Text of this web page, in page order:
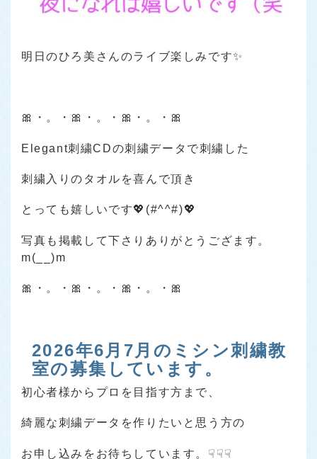
明日のひろ美さんのライブ楽しみです✨
🎀・。・🎀・。・🎀・。・🎀
Elegant刺繍CDの刺繍データで刺繍した
刺繍入りのタオルを喜んで頂き
とっても嬉しいです💖(#^^#)💖
写真も掲載して下さりありがとうござます。
m(__)m
🎀・。・🎀・。・🎀・。・🎀
2026年6月7月のミシン刺繍教
室の募集しています。
初心者様からプロを目指す方まで、
綺麗な刺繍データを作りたいと思う方の
お申し込みをお待ちしています。☟☟☟